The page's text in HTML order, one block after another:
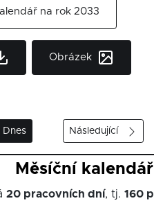
na rok 2033
Obrázek
Dnes Následující
Měsíční
20 pracovních dní, tj. 160